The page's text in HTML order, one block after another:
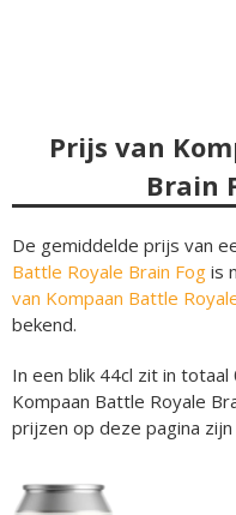
Prijs van
Brain
De gemiddelde prijs van
Battle Royale Brain Fog is
van Kompaan Battle
bekend.
In een blik 44cl zit in
Kompaan Battle Royale
prijzen op deze pagina